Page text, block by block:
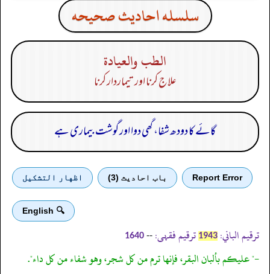
سلسله احاديث صحيحه
الطب والعيادة
علاج کرنا اور تیماردار کرنا
گائے کا دودھ شفا، گھی دوا اور گوشت بیماری ہے
Report Error باب احادیث (3) اظهار التشكيل
🔍 English
ترقیم الباني: 1943 ترقیم فقہی: --
1640
-" عليكم بألبان البقر، فإنها ترم من كل شجر، وهو شفاء من كل داء".